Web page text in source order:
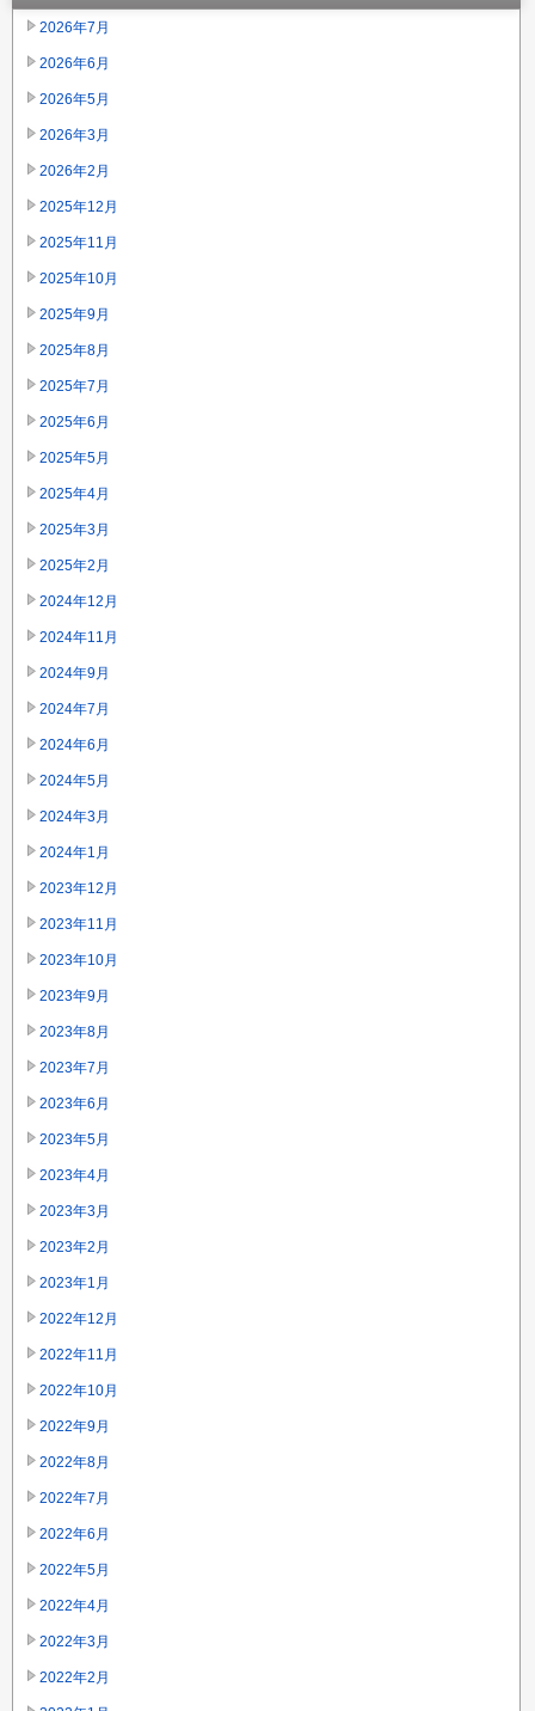
2026年7月
2026年6月
2026年5月
2026年3月
2026年2月
2025年12月
2025年11月
2025年10月
2025年9月
2025年8月
2025年7月
2025年6月
2025年5月
2025年4月
2025年3月
2025年2月
2024年12月
2024年11月
2024年9月
2024年7月
2024年6月
2024年5月
2024年3月
2024年1月
2023年12月
2023年11月
2023年10月
2023年9月
2023年8月
2023年7月
2023年6月
2023年5月
2023年4月
2023年3月
2023年2月
2023年1月
2022年12月
2022年11月
2022年10月
2022年9月
2022年8月
2022年7月
2022年6月
2022年5月
2022年4月
2022年3月
2022年2月